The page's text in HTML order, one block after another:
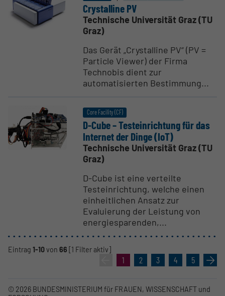
Crystalline PV
Technische Universität Graz (TU
Graz)
Das Gerät „Crystalline PV“ (PV =
Particle Viewer) der Firma
Technobis dient zur
automatisierten Bestimmung...
Core Facility (CF)
D-Cube – Testein­richtung für das
Internet der Dinge (IoT)
Technische Universität Graz (TU
Graz)
D-Cube ist eine verteilte
Testeinrichtung, welche einen
einheitlichen Ansatz zur
Evaluierung der Leistung von
energiesparenden,...
Eintrag 1-10von 66 [1 Filter aktiv]
1 2 3 4 5 »
© 2026 BUNDESMINISTERIUM für FRAUEN, WISSENSCHAFT und